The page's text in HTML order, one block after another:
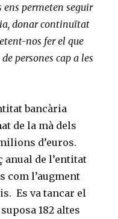
ens permeten seguir
donar continuïtat
nos fer el que
persones cap a les
bancària
de la mà dels
d’euros.
anual de l’entitat
com l’augment
Es va tancar el
182 altes